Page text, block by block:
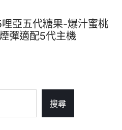
亞五代糖果-爆汁蜜桃
彈適配5代主機
搜尋